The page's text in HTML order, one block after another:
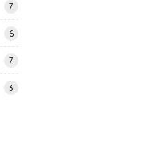
7
6
7
3